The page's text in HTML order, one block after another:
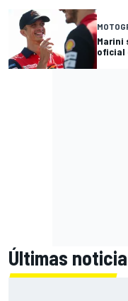
Marini
oficial
Últimas